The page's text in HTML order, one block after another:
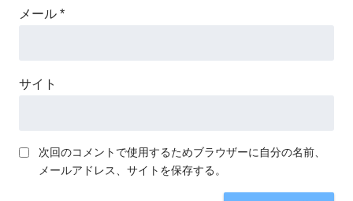
メール *
サイト
次回のコメントで使用するためブラウザーに自分の名前、
メールアドレス、サイトを保存する。